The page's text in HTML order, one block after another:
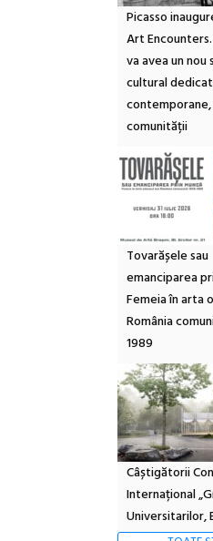
Picasso
Art
va avea un nou
cultural
comunității
Tovarășele sau
emanciparea
Femeia în arta
România
1989
Câștigătorii
Internațional
Universitarilor,